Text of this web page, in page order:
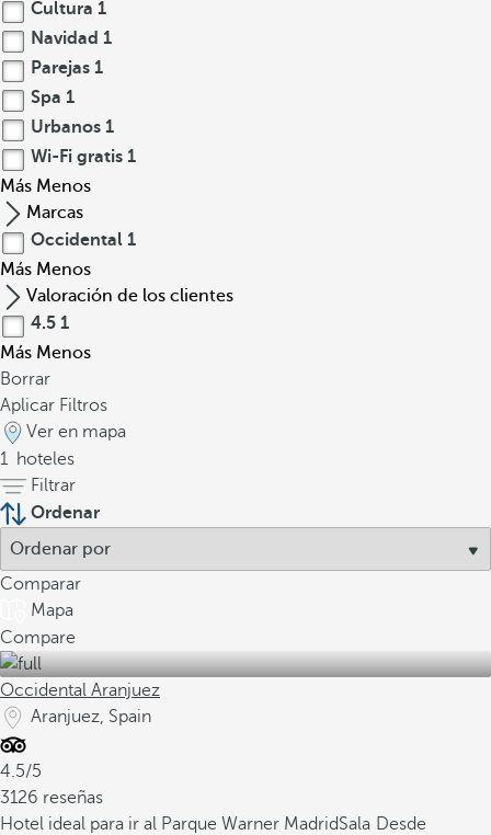
Cultura 1
Navidad 1
Parejas 1
Spa 1
Urbanos 1
Wi-Fi gratis 1
Más Menos
Marcas
Occidental 1
Más Menos
Valoración de los clientes
4.5 1
Más Menos
Borrar
Aplicar Filtros
Ver en mapa
1 hoteles
Filtrar
Ordenar
Comparar
Mapa
Compare
Occidental Aranjuez
Aranjuez, Spain
4.5/5
3126 reseñas
Hotel ideal para ir al Parque Warner MadridSala Desde